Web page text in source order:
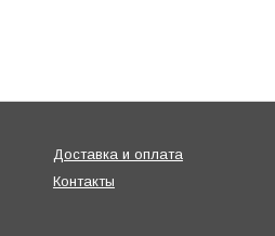
Доставка и оплата
Контакты